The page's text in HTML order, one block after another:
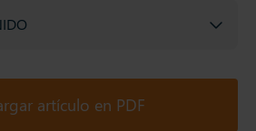
artículo en PDF